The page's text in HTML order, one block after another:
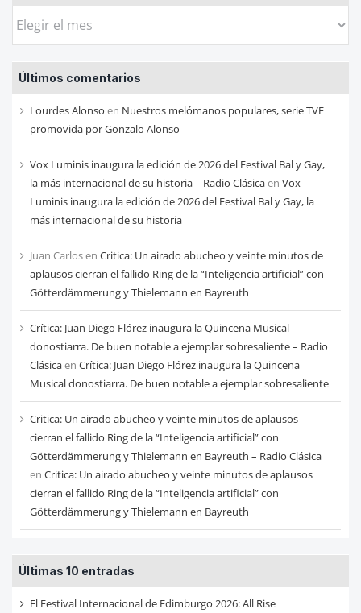
Busca
entradas
de
cada
mes
Últimos comentarios
Lourdes Alonso en Nuestros melómanos populares, serie TVE
promovida por Gonzalo Alonso
Vox Luminis inaugura la edición de 2026 del Festival Bal y Gay,
la más internacional de su historia – Radio Clásicaen Vox
Luminis inaugura la edición de 2026 del Festival Bal y Gay, la
más internacional de su historia
Juan Carlosen Critica: Un airado abucheo y veinte minutos de
aplausos cierran el fallido Ring de la “Inteligencia artificial” con
Götterdämmerung y Thielemann en Bayreuth
Crítica: Juan Diego Flórez inaugura la Quincena Musical
donostiarra. De buen notable a ejemplar sobresaliente – Radio
Clásicaen Crítica: Juan Diego Flórez inaugura la Quincena
Musical donostiarra. De buen notable a ejemplar sobresaliente
Critica: Un airado abucheo y veinte minutos de aplausos
cierran el fallido Ring de la “Inteligencia artificial” con
Götterdämmerung y Thielemann en Bayreuth – Radio Clásica
en Critica: Un airado abucheo y veinte minutos de aplausos
cierran el fallido Ring de la “Inteligencia artificial” con
Götterdämmerung y Thielemann en Bayreuth
Últimas 10 entradas
El Festival Internacional de Edimburgo 2026: All Rise